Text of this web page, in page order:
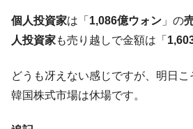
他人事のような発言。
『Money1』
韓国半導体『SKハイ
『Money1』
韓国･加徳島新国際空
機 ⇒ 10.7兆では損が出るからできな
個人投資家は「 1,086億ウォン 」の
人投資家も売り越しで金額は「
どうも冴えない感じですが、明日
韓国株式市場は休場です。